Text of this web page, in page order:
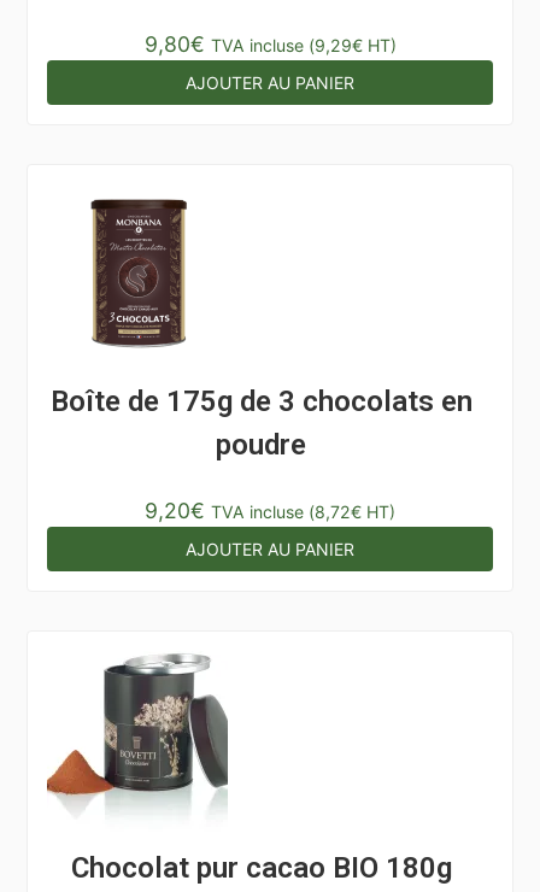
9,80€ TVA incluse (9,29€HT)
AJOUTER AU PANIER
Boîte de 175g de 3 chocolats en
poudre
9,20€ TVA incluse (8,72€ HT)
AJOUTER AU PANIER
Chocolat pur cacao BIO 180g